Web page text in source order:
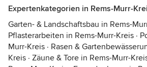
Expertenkategorien in Rems-Murr-
Garten- & Landschaftsbau in Rems-
Pflasterarbeiten in Rems-Murr-Kreis ·
Murr-Kreis · Rasen &
Kreis · Zäune & Tore in Rems-Murr-